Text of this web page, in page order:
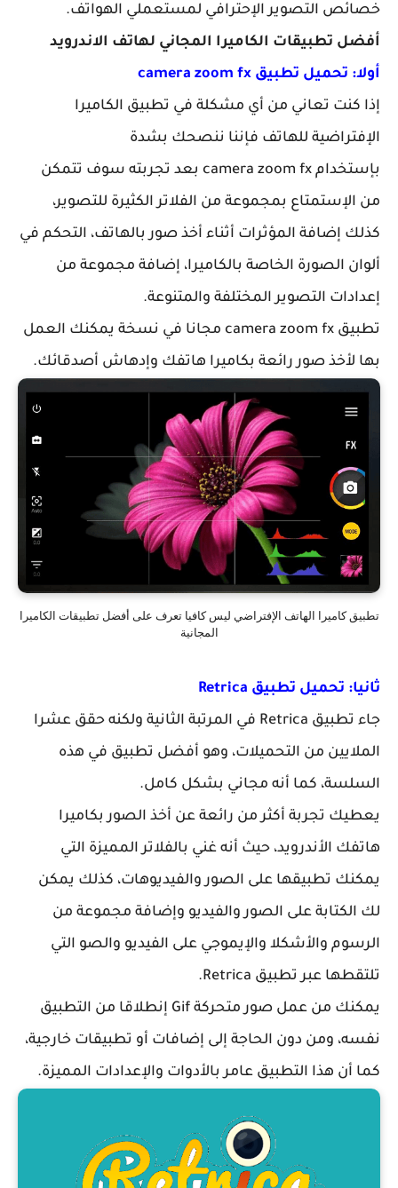
خصائص التصوير الإحترافي لمستعملي الهواتف.
أفضل تطبيقات الكاميرا المجاني لهاتف الاندرويد
أولا: تحميل تطبيق camera zoom fx
إذا كنت تعاني من أي مشكلة في تطبيق الكاميرا
الإفتراضية للهاتف فإننا ننصحك بشدة
بإستخدام camera zoom fx بعد تجربته سوف تتمكن
من الإستمتاع بمجموعة من الفلاتر الكثيرة للتصوير،
كذلك إضافة المؤثرات أثناء أخذ صور بالهاتف، التحكم في
ألوان الصورة الخاصة بالكاميرا، إضافة مجموعة من
إعدادات التصوير المختلفة والمتنوعة.
تطبيق camera zoom fx مجانا في نسخة يمكنك العمل
بها لأخذ صور رائعة بكاميرا هاتفك وإدهاش أصدقائك.
تطبيق كاميرا الهاتف الإفتراضي ليس كافيا تعرف على أفضل تطبيقات الكاميرا
المجانية
ثانيا: تحميل تطبيق Retrica
جاء تطبيق Retrica في المرتبة الثانية ولكنه حقق عشرا
الملايين من التحميلات، وهو أفضل تطبيق في هذه
السلسة، كما أنه مجاني بشكل كامل.
يعطيك تجربة أكثر من رائعة عن أخذ الصور بكاميرا
هاتفك الأندرويد، حيث أنه غني بالفلاتر المميزة التي
يمكنك تطبيقها على الصور والفيديوهات، كذلك يمكن
لك الكتابة على الصور والفيديو وإضافة مجموعة من
الرسوم والأشكلا والإيموجي على الفيديو والصو التي
تلتقطها عبر تطبيق Retrica.
يمكنك من عمل صور متحركة Gif إنطلاقا من التطبيق
نفسه، ومن دون الحاجة إلى إضافات أو تطبيقات خارجية،
كما أن هذا التطبيق عامر بالأدوات والإعدادات المميزة.